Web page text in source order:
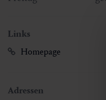
Links
Homepage
Adressen